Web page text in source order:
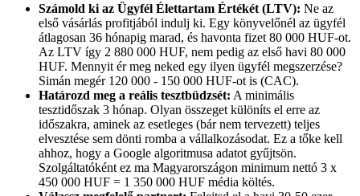
Számold ki az Ügyfél Élettartam Értékét (LTV): Ne az
első vásárlás profitjából indulj ki. Egy könyvelőnél az ügyfél
átlagosan 36 hónapig marad, és havonta fizet 80 000 HUF-ot.
Az LTV így 2 880 000 HUF, nem pedig az első havi 80 000
HUF. Mennyit ér meg neked egy ilyen ügyfél megszerzése?
Simán megér 120 000 - 150 000 HUF-ot is (CAC).
Határozd meg a reális tesztbüdzsét: A minimális
tesztidőszak 3 hónap. Olyan összeget különíts el erre az
időszakra, aminek az esetleges (bár nem tervezett) teljes
elvesztése sem dönti romba a vállalkozásodat. Ez a tőke kell
ahhoz, hogy a Google algoritmusa adatot gyűjtsön.
Szolgáltatóként ez ma Magyarországon minimum nettó 3 x
450 000 HUF = 1 350 000 HUF média költés.